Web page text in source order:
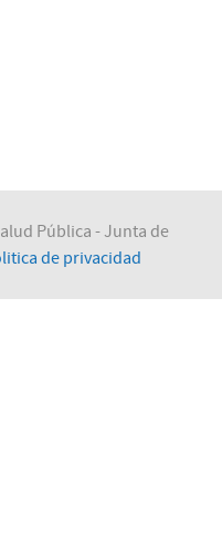
Pública - Junta de
de privacidad